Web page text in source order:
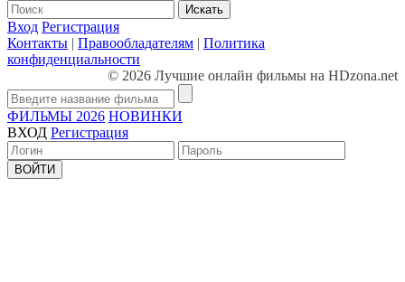
Искать
Вход Регистрация
Контакты | Правообладателям | Политика
конфиденциальности
© 2026 Лучшие онлайн фильмы на HDzona.net
ФИЛЬМЫ 2026 НОВИНКИ
ВХОД Регистрация